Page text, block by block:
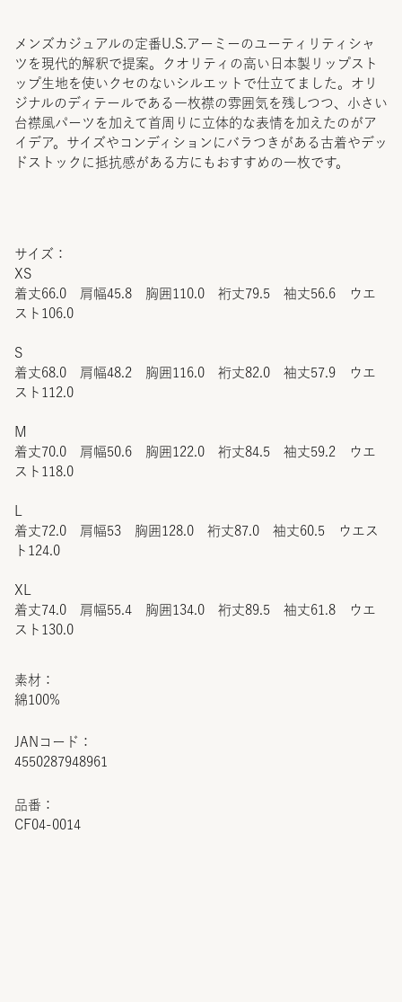
JANコード：
4550287948961
品番：
CF04-0014
メンズカジュアルの定番U.S.アーミーのユーティリティシャ
ツを現代的解釈で提案。クオリティの高い日本製リップスト
ップ生地を使いクセのないシルエットで仕立てました。オリ
ジナルのディテールである一枚襟の雰囲気を残しつつ、小さい
台襟風パーツを加えて首周りに立体的な表情を加えたのがア
イデア。サイズやコンディションにバラつきがある古着やデッ
ドストックに抵抗感がある方にもおすすめの一枚です。
サイズ：
XS
着丈66.0 肩幅45.8 胸囲110.0 裄丈79.5 袖丈56.6 ウエ
スト106.0
S
着丈68.0 肩幅48.2 胸囲116.0 裄丈82.0 袖丈57.9 ウエ
スト112.0
M
着丈70.0 肩幅50.6 胸囲122.0 裄丈84.5 袖丈59.2 ウエ
スト118.0
着丈72.0 肩幅53 胸囲128.0 裄丈87.0 袖丈60.5 ウエス
ト124.0
XL
着丈74.0 肩幅55.4 胸囲134.0 裄丈89.5 袖丈61.8 ウエ
スト130.0
素材：
綿100%